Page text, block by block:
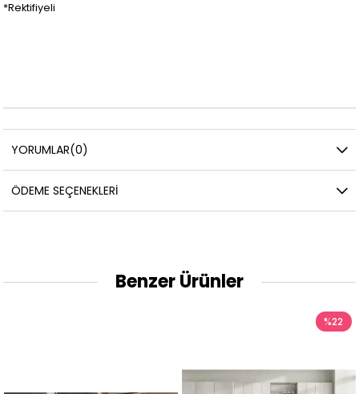
*Rektifiyeli
YORUMLAR(0)
ÖDEME SEÇENEKLERI
Benzer Ürünler
%22